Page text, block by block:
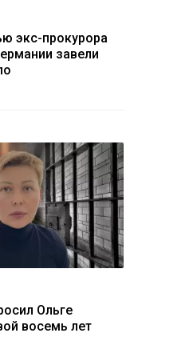
экс-прокурора
завели
Ольге
восемь лет